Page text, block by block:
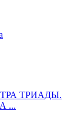
ТРИАДЫ.
...